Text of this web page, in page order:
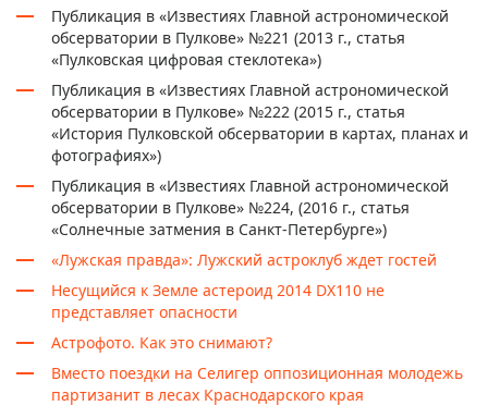
Публикация в «Известиях Главной астрономической
обсерватории в Пулкове» №221 (2013 г., статья
«Пулковская цифровая стеклотека»)
Публикация в «Известиях Главной астрономической
обсерватории в Пулкове» №222 (2015 г., статья
«История Пулковской обсерватории в картах, планах и
фотографиях»)
Публикация в «Известиях Главной астрономической
обсерватории в Пулкове» №224, (2016 г., статья
«Солнечные затмения в Санкт-Петербурге»)
«Лужская правда»: Лужский астроклуб ждет гостей
Несущийся к Земле астероид 2014 DX110 не
представляет опасности
Астрофото. Как это снимают?
Вместо поездки на Селигер оппозиционная молодежь
партизанит в лесах Краснодарского края